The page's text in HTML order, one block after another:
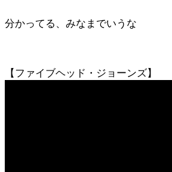
分かってる、みなまでいうな
【ファイブヘッド・ジョーンズ】